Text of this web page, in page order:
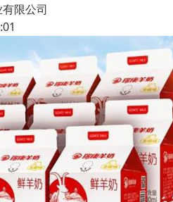
限公司